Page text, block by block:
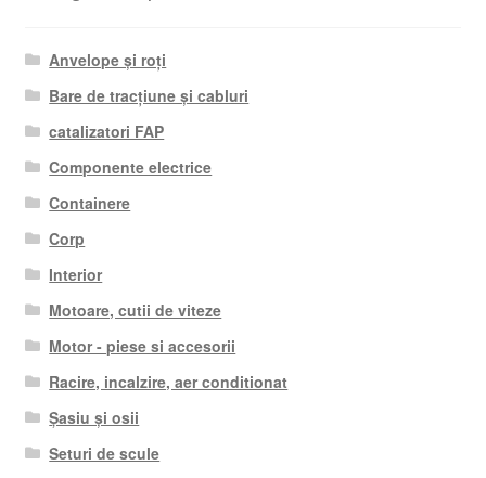
Anvelope și roți
Bare de tracțiune și cabluri
catalizatori FAP
Componente electrice
Containere
Corp
Interior
Motoare, cutii de viteze
Motor - piese si accesorii
Racire, incalzire, aer conditionat
Șasiu și osii
Seturi de scule